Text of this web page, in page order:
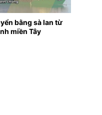
bằng sà lan từ
miền Tây